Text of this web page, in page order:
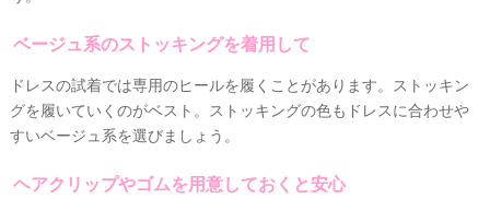
ベージュ系のストッキングを着用して
ドレスの試着では専用のヒールを履くことがあります。 ストッキン
グを履いていくのがベスト 。ストッキングの色もドレスに合わせや
すいベージュ系を選びましょう。
ヘアクリップやゴムを用意しておくと安心
c
h
c
k
ン
グ
見
る